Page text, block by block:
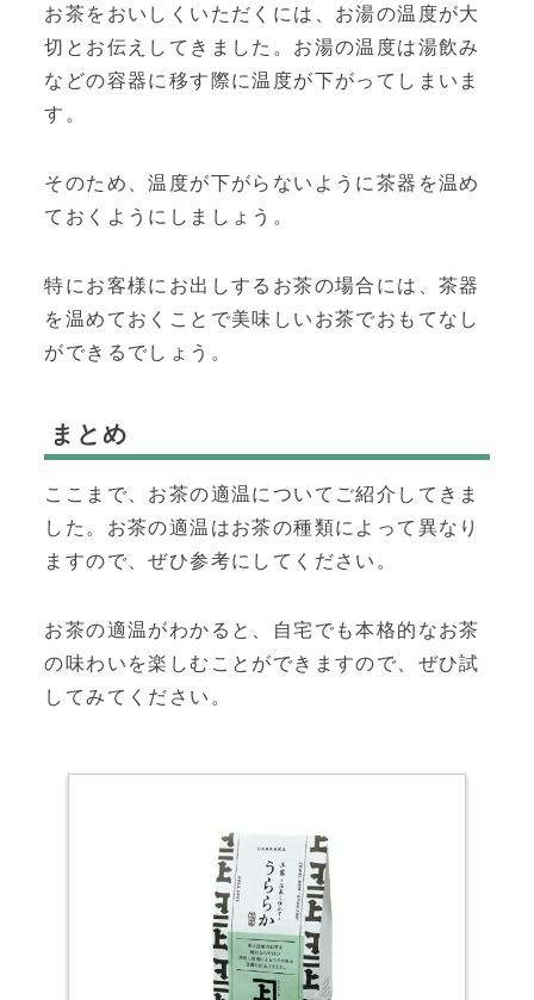
お茶をおいしくいただくには、お湯の温度が大
切とお伝えしてきました。お湯の温度は湯飲み
などの容器に移す際に温度が下がってしまいま
す。
そのため、温度が下がらないように茶器を温め
ておくようにしましょう。
特にお客様にお出しするお茶の場合には、茶器
を温めておくことで美味しいお茶でおもてなし
ができるでしょう。
まとめ
ここまで、お茶の適温についてご紹介してきま
した。お茶の適温はお茶の種類によって異なり
ますので、ぜひ参考にしてください。
お茶の適温がわかると、自宅でも本格的なお茶
の味わいを楽しむことができますので、ぜひ試
してみてください。